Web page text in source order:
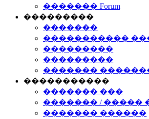
������� Forum
���������
�������
�����������
���������
���������
�������
�����������
������� ���
������� / �����
������� ������